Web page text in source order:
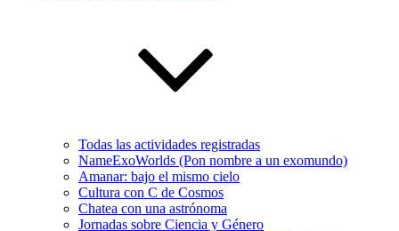
Todas las actividades registradas
NameExoWorlds (Pon nombre a un exomundo)
Amanar: bajo el mismo cielo
Cultura con C de Cosmos
Chatea con una astrónoma
Jornadas sobre Ciencia y Género